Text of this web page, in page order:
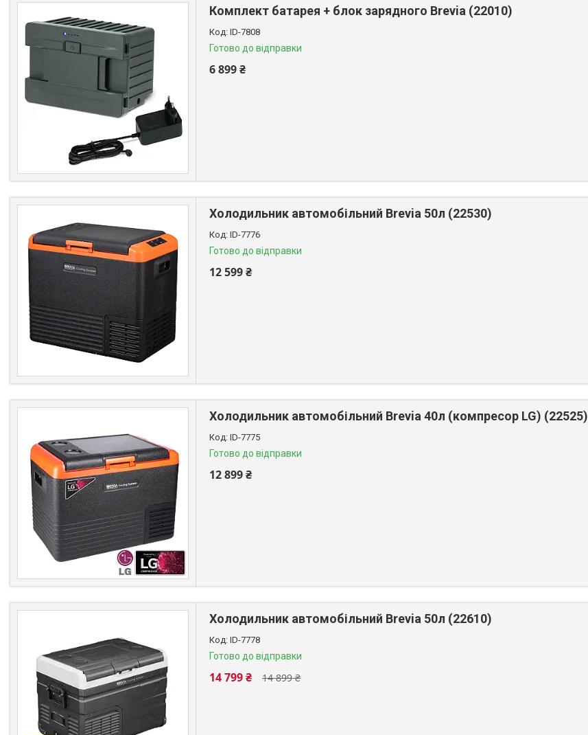
Комплект батарея + блок зарядного Brevia (22010)
ID-7808
Готово до відправки
6 899 ₴
Холодильник автомобільний Brevia 50л (22530)
ID-7776
Готово до відправки
12 599 ₴
Холодильник автомобільний Brevia 40л (компресор LG) (22525)
ID-7775
Готово до відправки
12 899 ₴
Холодильник автомобільний Brevia 50л (22610)
ID-7778
Готово до відправки
14 899 ₴
14 799 ₴